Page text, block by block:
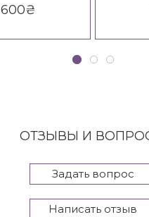
600₴
ОТЗЫВЫ И
Задать вопрос
Написать отзыв